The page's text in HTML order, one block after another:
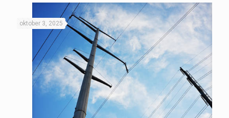
oktober 3, 2025